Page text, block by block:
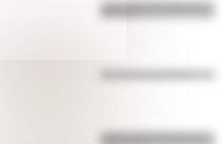
¿Sabías cómo fue la infancia de
¿Sabías cuál fue la mascota de